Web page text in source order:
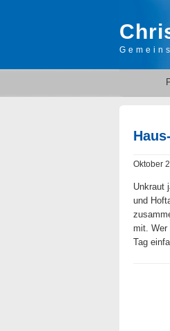
Oktober
Unkraut
und
mit. Wer
Tag